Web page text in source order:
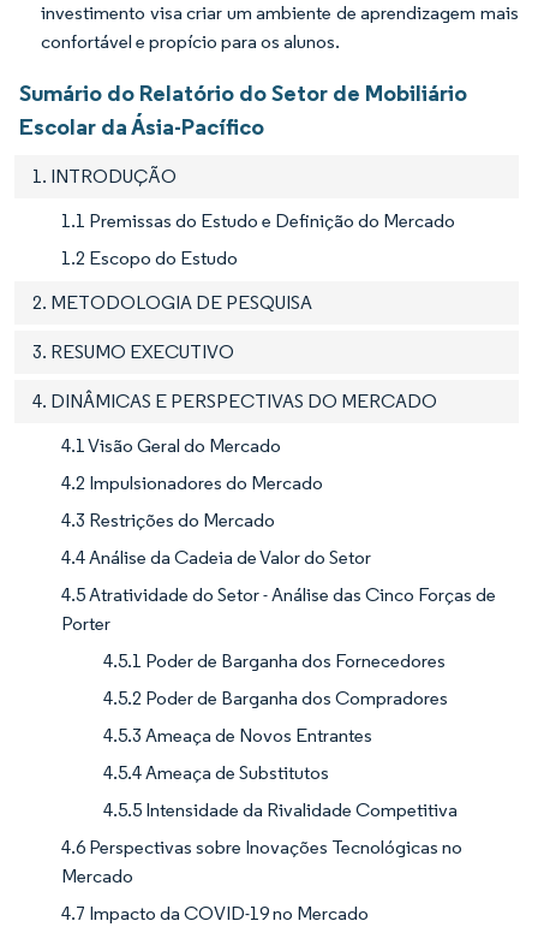
investimento visa criar um ambiente de aprendizagem mais
confortável e propício para os alunos.
Sumário do Relatório do Setor de Mobiliário
Escolar da Ásia-Pacífico
1. INTRODUÇÃO
1.1 Premissas do Estudo e Definição do Mercado
1.2 Escopo do Estudo
2. METODOLOGIA DE PESQUISA
3. RESUMO EXECUTIVO
4. DINÂMICAS E PERSPECTIVAS DO MERCADO
4.1 Visão Geral do Mercado
4.2 Impulsionadores do Mercado
4.3 Restrições do Mercado
4.4 Análise da Cadeia de Valor do Setor
4.5 Atratividade do Setor - Análise das Cinco Forças de
Porter
4.5.1 Poder de Barganha dos Fornecedores
4.5.2 Poder de Barganha dos Compradores
4.5.3 Ameaça de Novos Entrantes
4.5.4 Ameaça de Substitutos
4.5.5 Intensidade da Rivalidade Competitiva
4.6 Perspectivas sobre Inovações Tecnológicas no
Mercado
4.7 Impacto da COVID-19 no Mercado